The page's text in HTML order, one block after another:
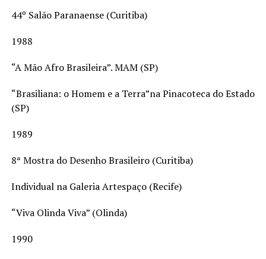
44º Salão Paranaense (Curitiba)
1988
“A Mão Afro Brasileira”. MAM (SP)
“Brasiliana: o Homem e a Terra”na Pinacoteca do Estado
(SP)
1989
8ª Mostra do Desenho Brasileiro (Curitiba)
Individual na Galeria Artespaço (Recife)
“Viva Olinda Viva” (Olinda)
1990